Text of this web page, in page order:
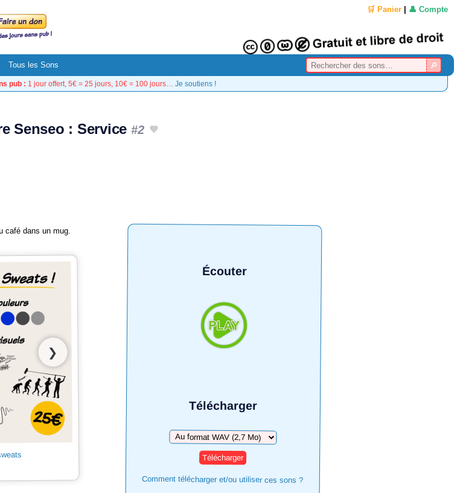
🛒 Panier 👤 Compte
Tous les Sons
pub : 1 jour offert, 5€ = 25 jours, 10€ = 100 jours… Je soutiens !
Senseo : Service #2
Écouter
Télécharger
Télécharger
Comment télécharger et/ou utiliser ces sons ?
café dans un mug.
❯